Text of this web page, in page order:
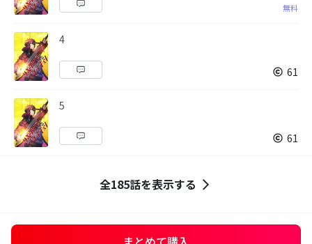
無料
4
61
5
61
全185話を表示する